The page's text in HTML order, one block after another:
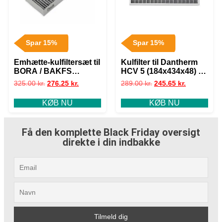
Spar 15%
Emhætte-kulfiltersæt til
BORA / BAKFS
(340x125x45mm) –
kompatibel
325.00kr. 276.25 kr.
KØB NU
Spar 15%
Kulfilter til Dantherm
HCV 5 (184x434x48) –
kompatibelt
289.00kr. 245.65 kr.
KØB NU
Få den komplette Black Friday oversigt
direkte i din indbakke